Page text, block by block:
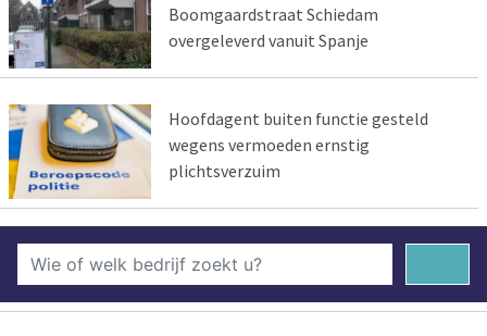
Boomgaardstraat Schiedam
overgeleverd vanuit Spanje
Hoofdagent buiten functie gesteld
wegens vermoeden ernstig
plichtsverzuim